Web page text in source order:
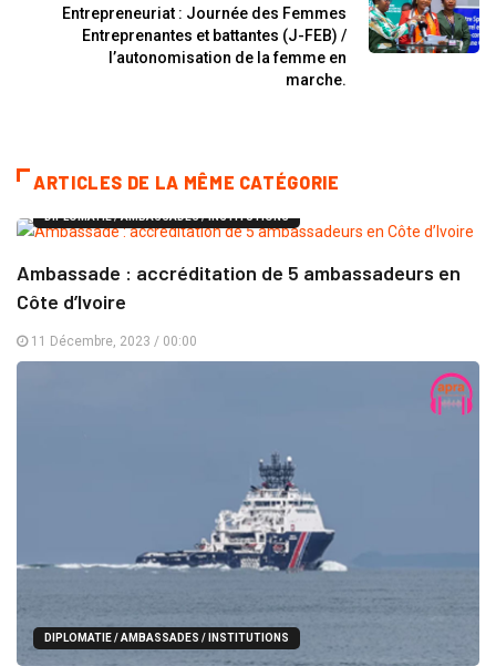
Entrepreneuriat : Journée des Femmes
Entreprenantes et battantes (J-FEB) /
l’autonomisation de la femme en
marche.
ARTICLES DE LA MÊME CATÉGORIE
DIPLOMATIE / AMBASSADES / INSTITUTIONS
Ambassade : accréditation de 5 ambassadeurs en
Côte d’Ivoire
11 Décembre, 2023 / 00:00
DIPLOMATIE / AMBASSADES / INSTITUTIONS